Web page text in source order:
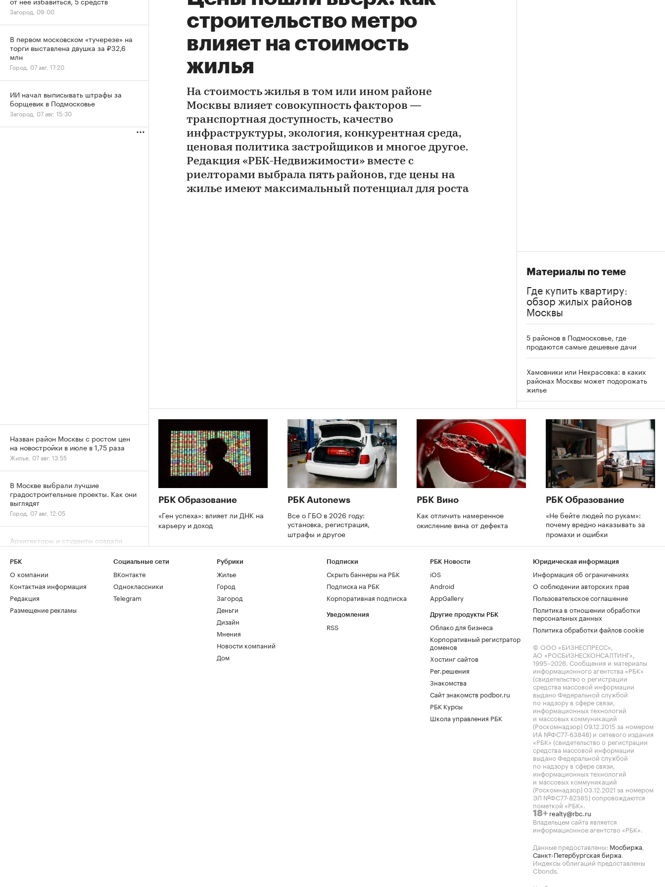
строительство метро
влияет на стоимость
жилья
На стоимость жилья в том или ином районе
Москвы влияет совокупность факторов —
транспортная доступность, качество
инфраструктуры, экология, конкурентная среда,
ценовая политика застройщиков и многое другое.
Редакция «РБК-Недвижимости» вместе с
риелторами выбрала пять районов, где цены на
жилье имеют максимальный потенциал для роста
Материалы по теме
Где купить квартиру:
обзор жилых районов
Москвы
5 районов в Подмосковье, где
продаются самые дешевые дачи
Хамовники или Некрасовка: в каких
районах Москвы может подорожать
жилье
РБК Образование
«Ген успеха»: влияет ли ДНК на
карьеру и доход
РБК Autonews
Все о ГБО в 2026 году:
установка, регистрация,
штрафы и другое
РБК Вино
Как отличить намеренное
окисление вина от дефекта
РБК Образование
«Не бейте людей по рукам»:
почему вредно наказывать за
промахи и ошибки
Загород, 09:00
В первом московском «тучерезе» на
торги выставлена двушка за ₽32,6
млн
Город, 07 авг, 17:20
ИИ начал выписывать штрафы за
борщевик в Подмосковье
Загород, 07 авг, 15:30
Назван район Москвы с ростом цен
на новостройки в июле в 1,75 раза
Жилье, 07 авг, 13:55
В Москве выбрали лучшие
градостроительные проекты. Как они
выглядят
Город, 07 авг, 12:05
Архитекторы и студенты создали
плакаты ко Дню строителя. Лучшие
работы
Дню строителя — 70: как отмечают
юбилей и главные рекорды отрасли
Отрасль, 07 авг, 11:04
РБК
О компании
Контактная информация
Редакция
Размещение рекламы
Социальные сети
ВКонтакте
Одноклассники
Telegram
Рубрики
Жилье
Город
Загород
Деньги
Дизайн
Мнения
Новости компаний
Дом
Подписки
Скрыть баннеры на РБК
Подписка на РБК
Корпоративная подписка
Уведомления
RSS
РБК Новости
iOS
Android
AppGallery
Другие продукты РБК
Облако для бизнеса
Корпоративный регистратор
доменов
Хостинг сайтов
Рег.решения
Знакомства
Сайт знакомств podbor.ru
РБК Курсы
Школа управления РБК
Юридическая информация
Информация об ограничениях
О соблюдении авторских прав
Пользовательское соглашение
Политика в отношении обработки
персональных данных
Политика обработки файлов cookie
© ООО «БИЗНЕСПРЕСС»,
АО «РОСБИЗНЕСКОНСАЛТИНГ»,
1995–2026. Сообщения и материалы
информационного агентства «РБК»
(свидетельство о регистрации
средства массовой информации
выдано Федеральной службой
по надзору в сфере связи,
информационных технологий
и массовых коммуникаций
(Роскомнадзор) 09.12.2015 за номером
ИА №ФС77-63848) и сетевого издания
«РБК» (свидетельство о регистрации
средства массовой информации
выдано Федеральной службой
по надзору в сфере связи,
информационных технологий
и массовых коммуникаций
(Роскомнадзор) 03.12.2021 за номером
ЭЛ №ФС77-82385) сопровождаются
пометкой «РБК».
18+ realty@rbc.ru
Владельцем сайта является
информационное агентство «РБК».
Данные предоставлены: Мосбиржа,
Санкт-Петербургская биржа.
Индексы облигаций предоставлены
Cbonds.